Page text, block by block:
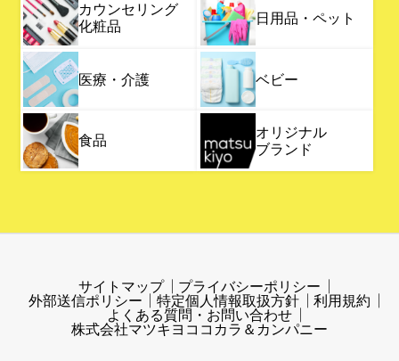
カウンセリング
化粧品
日用品・ペット
医療・介護 ベビー
食品
オリジナル
ブランド
サイトマップ
プライバシーポリシー
外部送信ポリシー
特定個人情報取扱方針
利用規約
よくある質問・お問い合わせ
株式会社マツキヨココカラ＆カンパニー